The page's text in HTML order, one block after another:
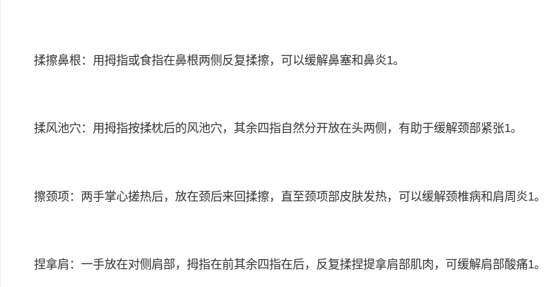
揉擦鼻根：用拇指或食指在鼻根两侧反复揉擦，可以缓解鼻塞和鼻炎1。
揉风池穴：用拇指按揉枕后的风池穴，其余四指自然分开放在头两侧，有助于缓解颈部紧张1。
擦颈项：两手掌心搓热后，放在颈后来回揉擦，直至颈项部皮肤发热，可以缓解颈椎病和肩周炎1。
捏拿肩：一手放在对侧肩部，拇指在前其余四指在后，反复揉捏提拿肩部肌肉，可缓解肩部酸痛1。